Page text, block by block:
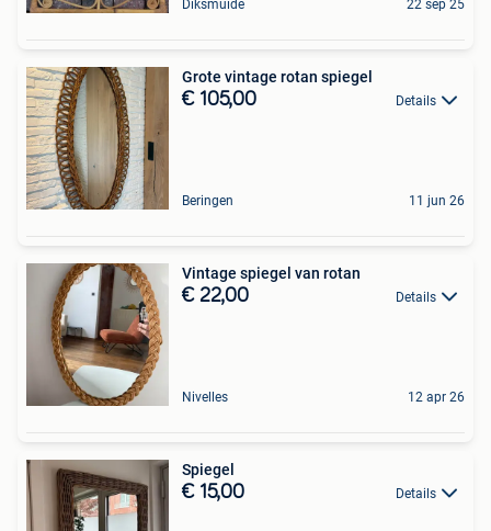
Diksmuide 22 sep 25
Grote vintage rotan spiegel
€ 105,00 Details
Beringen 11 jun 26
Vintage spiegel van rotan
€ 22,00 Details
Nivelles 12 apr 26
Spiegel
€ 15,00 Details